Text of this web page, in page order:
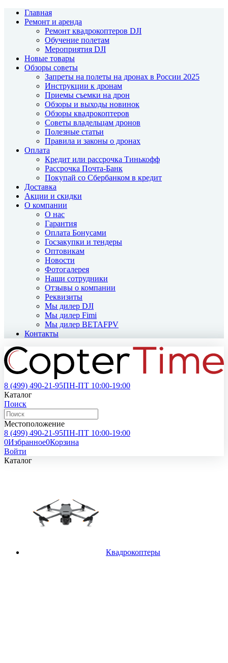
Главная
Ремонт и аренда
Ремонт квадрокоптеров DJI
Обучение полетам
Мероприятия DJI
Новые товары
Обзоры советы
Запреты на полеты на дронах в России 2025
Инструкции к дронам
Приемы съемки на дрон
Обзоры и выходы новинок
Обзоры квадрокоптеров
Советы владельцам дронов
Полезные статьи
Правила и законы о дронах
Оплата
Кредит или рассрочка Тинькофф
Рассрочка Почта-Банк
Покупай со Сбербанком в кредит
Доставка
Акции и скидки
О компании
О нас
Гарантия
Оплата Бонусами
Госзакупки и тендеры
Оптовикам
Новости
Фотогалерея
Наши сотрудники
Отзывы о компании
Реквизиты
Мы дилер DJI
Мы дилер Fimi
Мы дилер BETAFPV
Контакты
8 (499) 490-21-95ПН-ПТ 10:00-19:00
Каталог
Поиск
Местоположение
8 (499) 490-21-95ПН-ПТ 10:00-19:00
0Избранное0Корзина
Войти
Каталог
Квадрокоптеры